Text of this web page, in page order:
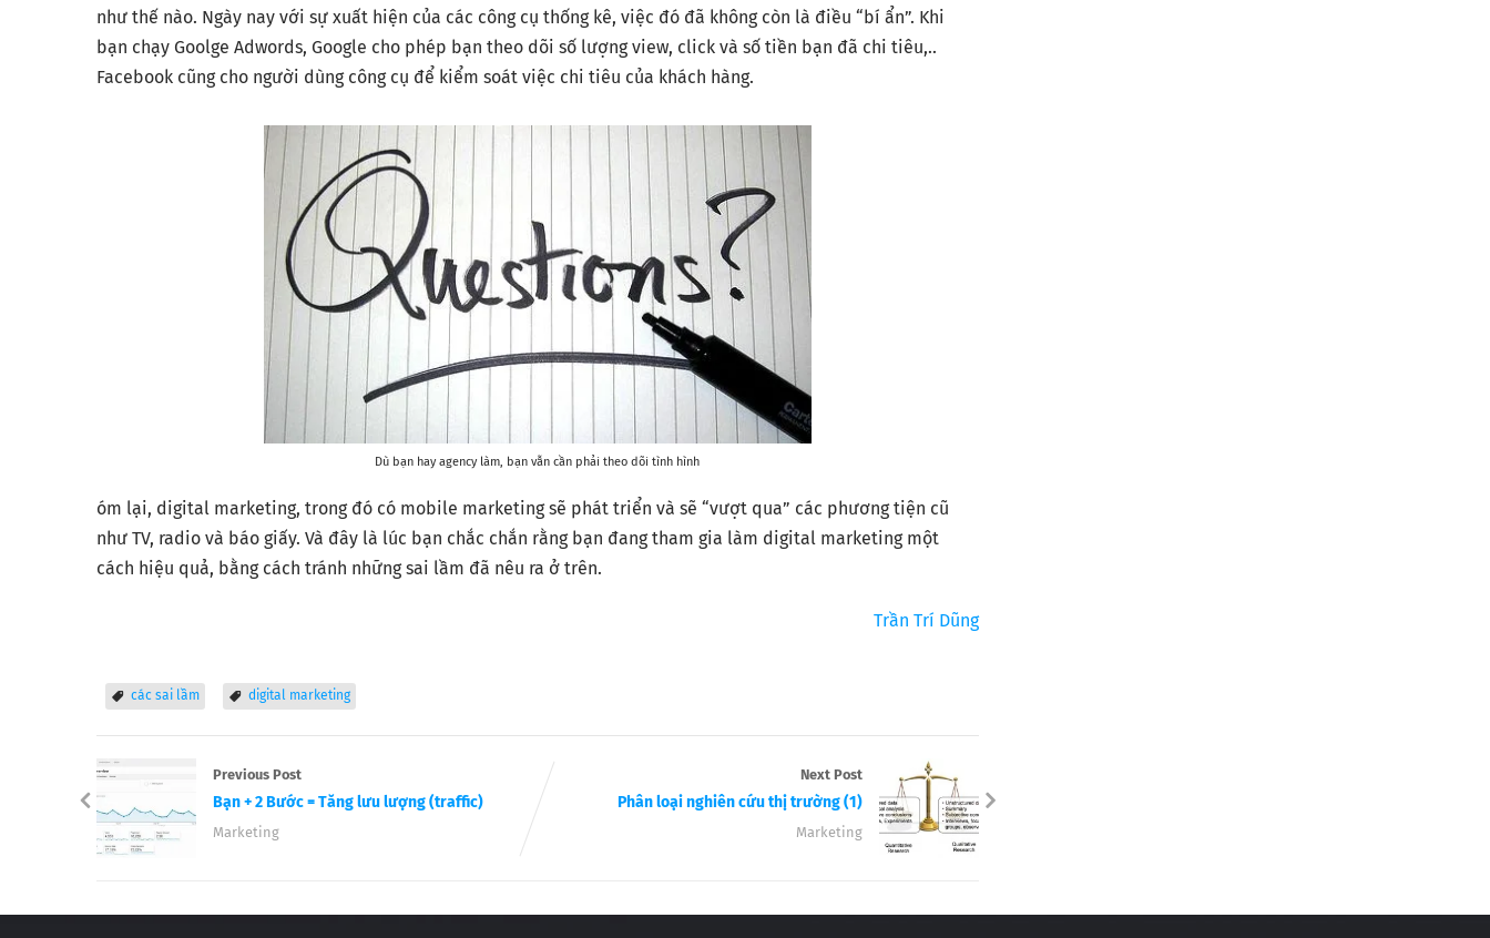
như thế nào. Ngày nay với sự xuất hiện của các công cụ thống kê, việc đó đã không còn là điều “bí ẩn”. Khi
bạn chạy Goolge Adwords, Google cho phép bạn theo dõi số lượng view, click và số tiền bạn đã chi tiêu,..
Facebook cũng cho người dùng công cụ để kiểm soát việc chi tiêu của khách hàng.
Dù bạn hay agency làm, bạn vẫn cần phải theo dõi tình hình
óm lại, digital marketing, trong đó có mobile marketing sẽ phát triển và sẽ “vượt qua” các phương tiện cũ
như TV, radio và báo giấy. Và đây là lúc bạn chắc chắn rằng bạn đang tham gia làm digital marketing một
cách hiệu quả, bằng cách tránh những sai lầm đã nêu ra ở trên.
Trần Trí Dũng
các sai lầm digital marketing
Previous Post
Bạn + 2 Bước = Tăng lưu lượng (traffic)
Marketing
Next Post
Phân loại nghiên cứu thị trường (1)
Marketing